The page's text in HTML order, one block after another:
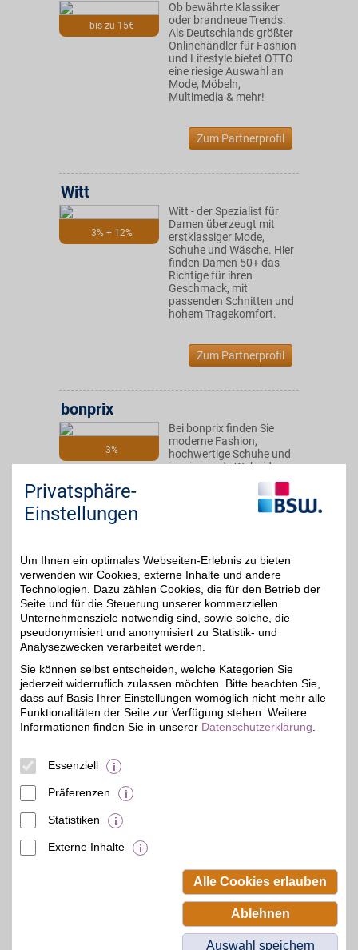
bis zu 15€
Ob bewährte Klassiker
oder brandneue Trends:
Als Deutschlands größter
Onlinehändler für Fashion
und Lifestyle bietet OTTO
eine riesige Auswahl an
Mode, Möbeln,
Multimedia & mehr!
Zum Partnerprofil
3% + 12%
Witt
Witt - der Spezialist für
Damen überzeugt mit
erstklassiger Mode,
Schuhe und Wäsche. Hier
finden Damen 50+ das
Richtige für ihren
Geschmack, mit
passenden Schnitten und
hohem Tragekomfort.
Zum Partnerprofil
3%
bonprix
Bei bonprix finden Sie
moderne Fashion,
hochwertige Schuhe und
inspirierende Wohnideen.
Die Styles überzeugen
Vielfalt. Entdecken Sie
Zum Partnerprofil
bis zu 6%
Avena
Fuß: Der Online-Versand
Avena bietet ein
hochwertiges Sortiment
aus figurfreundlicher
Wäsche, modisch-
bequemer Kleidung und
Beamten-Selbsthilfewerk GmbH.
Privatsphäre-
Einstellungen
Um Ihnen ein optimales Webseiten-Erlebnis zu bieten
verwenden wir Cookies, externe Inhalte und andere
Technologien. Dazu zählen Cookies, die für den Betrieb der
Seite und für die Steuerung unserer kommerziellen
Unternehmensziele notwendig sind, sowie solche, die
pseudonymisiert und anonymisiert zu Statistik- und
Analysezwecken verarbeitet werden.
Sie können selbst entscheiden, welche Kategorien Sie
jederzeit widerruflich zulassen möchten. Bitte beachten Sie,
dass auf Basis Ihrer Einstellungen womöglich nicht mehr alle
Funktionalitäten der Seite zur Verfügung stehen. Weitere
Informationen finden Sie in unserer Datenschutzerklärung
Essenziell
Präferenzen
Statistiken
Externe Inhalte
Alle Cookies erlauben
Ablehnen
Auswahl speichern